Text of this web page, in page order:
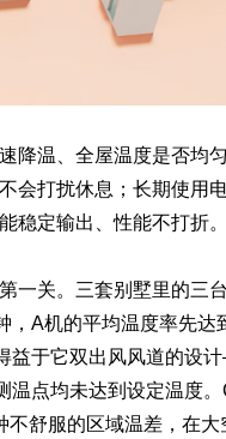
降温、全屋温度是否均
会打扰休息；长期使用
稳定输出、性能不打折
一关。三套别墅里的三
A机的平均温度率先达
益于它双出风风道的设
点均未达到设定温度
舒服的区域温差，在